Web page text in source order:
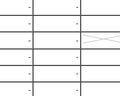
- -
- -
-
-
- -
- -
- -